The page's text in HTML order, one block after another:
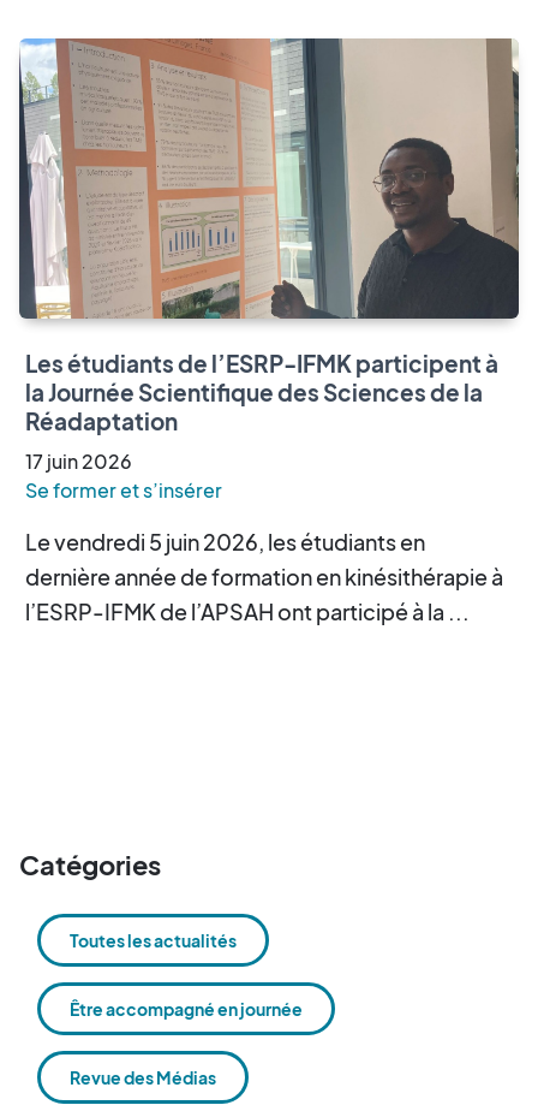
Les étudiants de l’ESRP-IFMK participent à
la Journée Scientifique des Sciences de la
Réadaptation
17juin2026
Se former et s’insérer
Le vendredi 5 juin 2026, les étudiants en
dernière année de formation en kinésithérapie à
l’ESRP-IFMK de l’APSAH ont participé à la ...
Catégories
Toutes les actualités
Être accompagné en journée
Revue des Médias